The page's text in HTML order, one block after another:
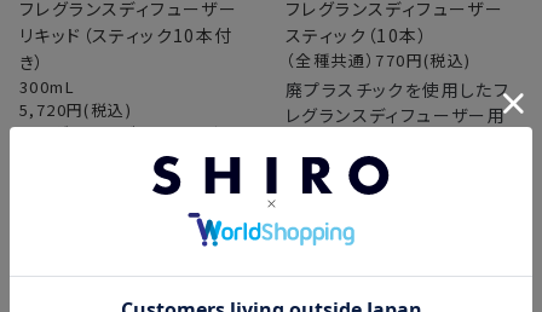
フレグランスディフューザー
リキッド（スティック10本付
き）
300mL
5,720円(税込)
フレグランスディフューザーの
詰め替え用リキッドです。1本
で2回分（約3か月）お使いい
フレグランスディフューザー
スティック（10本）
（全種共通）770円(税込)
廃プラスチックを使用したフ
レグランスディフューザー用
■スタッフコメント